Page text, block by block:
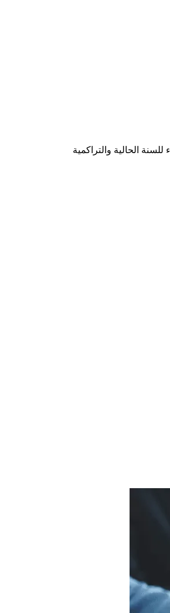
الحالية والتراكمية